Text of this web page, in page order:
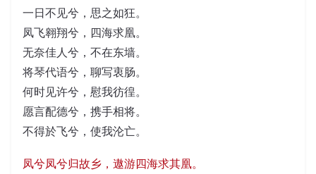
一日不见兮，思之如狂。
凤飞翱翔兮，四海求凰。
无奈佳人兮，不在东墙。
将琴代语兮，聊写衷肠。
何时见许兮，慰我彷徨。
愿言配德兮，携手相将。
不得於飞兮，使我沦亡。
凤兮凤兮归故乡，遨游四海求其凰。